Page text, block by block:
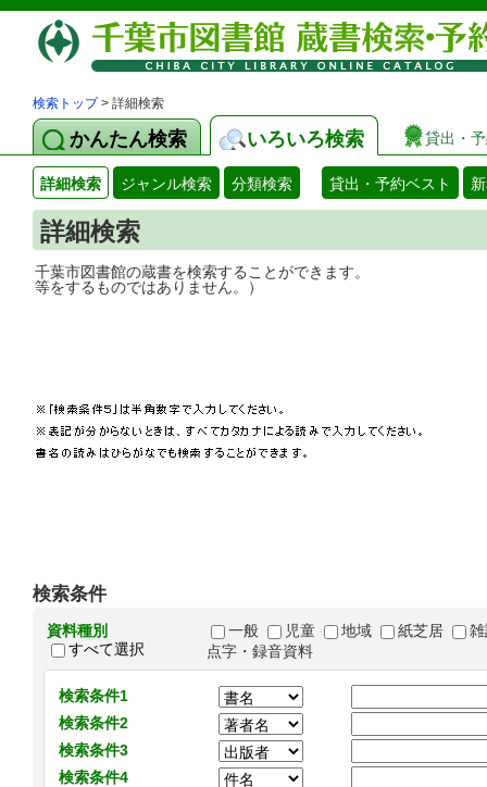
検索トップ> 詳細検索
かんたん検索 いろいろ検索 貸出・
詳細検索 ジャンル検索 分類検索 貸出・予約ベスト
詳細検索
千葉市図書館の蔵書を検索することがで
等をするものではありません。）
検索条件
資料種別
すべて選択
一般 児童 地域 紙芝居
点字・録音資料
検索条件1
検索条件2
検索条件3
検索条件4